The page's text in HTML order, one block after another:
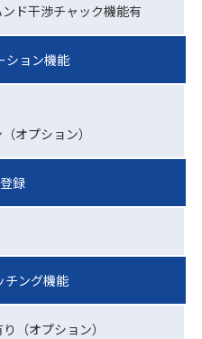
ド干渉チャック機能有
ション機能
オプション）
録
チング機能
（オプション）